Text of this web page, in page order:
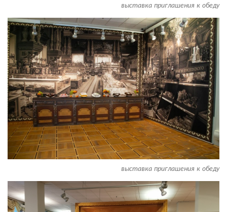
выставка приглашения к обеду
выставка приглашения к обеду